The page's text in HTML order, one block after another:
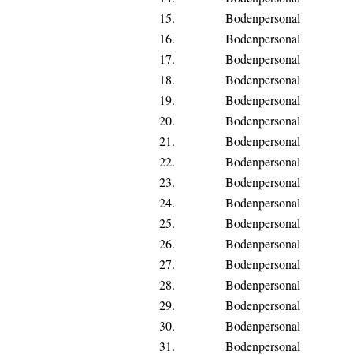
15.
Bodenpersonal
16.
Bodenpersonal
17.
Bodenpersonal
18.
Bodenpersonal
19.
Bodenpersonal
20.
Bodenpersonal
21.
Bodenpersonal
22.
Bodenpersonal
23.
Bodenpersonal
24.
Bodenpersonal
25.
Bodenpersonal
26.
Bodenpersonal
27.
Bodenpersonal
28.
Bodenpersonal
29.
Bodenpersonal
30.
Bodenpersonal
31.
Bodenpersonal